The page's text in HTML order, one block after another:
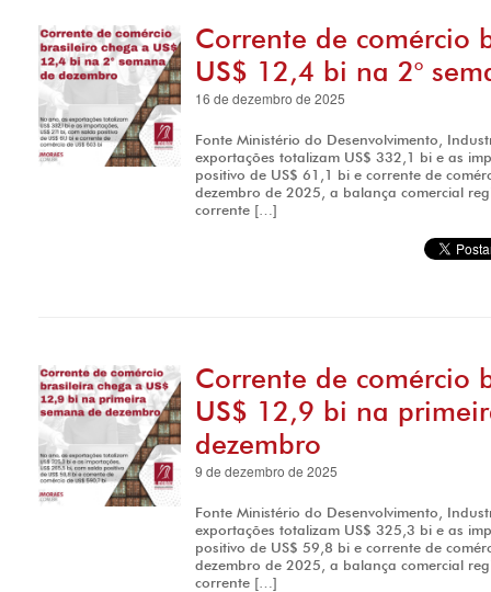
Corrente de comércio
US$ 12,4 bi na 2°
16 de dezembro de 2025
Fonte Ministério do Desenvolvimento,
exportações totalizam US$ 332,1 bi e as
positivo de US$ 61,1 bi e corrente de
dezembro de 2025, a balança comercial
corrente […]
Corrente de comércio
US$ 12,9 bi na
dezembro
9 de dezembro de 2025
Fonte Ministério do Desenvolvimento,
exportações totalizam US$ 325,3 bi e as
positivo de US$ 59,8 bi e corrente de
dezembro de 2025, a balança comercial
corrente […]